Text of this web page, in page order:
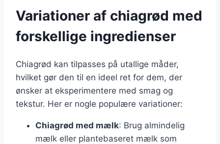
Variationer af chiagrød med
forskellige ingredienser
Chiagrød kan tilpasses på utallige måder,
hvilket gør den til en ideel ret for dem, der
ønsker at eksperimentere med smag og
tekstur. Her er nogle populære variationer:
Chiagrød med mælk: Brug almindelig
mælk eller plantebaseret mælk som